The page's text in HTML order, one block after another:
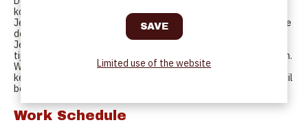
koude keuken en ervaring in een professionele horecazaak.
Je kent de klassieke bereidingen en technieken, en je weet hoe je
deze op een moderne en verzorgde manier brengt.
Je hebt een goed inzicht in de mise-en-place, bewaart overzicht
tijdens de service en kan zelfstandig uw werkplaats organiseren.
We zoeken iemand met vakkennis, inzicht en maturiteit in de
keuken, die zijn of haar station zelfstandig kan dragen en mee wil
bouwen aan onze kwaliteit.
Work Schedule
Limited use of the website